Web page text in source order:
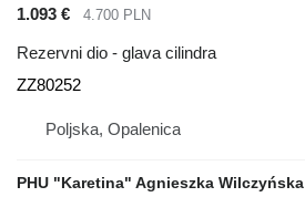
1.093 € 4.700 PLN
Rezervni dio - glava cilindra
ZZ80252
Poljska, Opalenica
PHU "Karetina" Agnieszka Wilczyńska